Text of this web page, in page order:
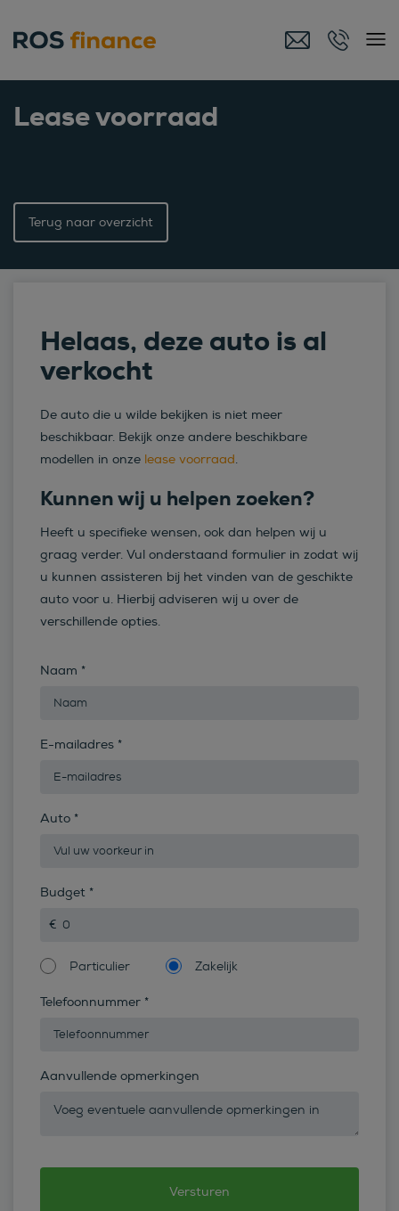
Lease voorraad
Terug naar overzicht
Helaas, deze auto is al
verkocht
De auto die u wilde bekijken is niet meer
beschikbaar. Bekijk onze andere beschikbare
modellen in onze lease voorraad.
Kunnen wij u helpen zoeken?
Heeft u specifieke wensen, ook dan helpen wij u
graag verder. Vul onderstaand formulier in zodat wij
u kunnen assisteren bij het vinden van de geschikte
auto voor u. Hierbij adviseren wij u over de
verschillende opties.
Naam *
E-mailadres *
Auto *
Budget *
Particulier Zakelijk
Telefoonnummer *
Aanvullende opmerkingen